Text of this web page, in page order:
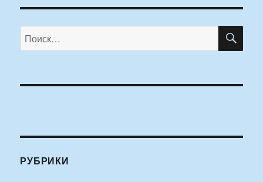
Искать:
РУБРИКИ